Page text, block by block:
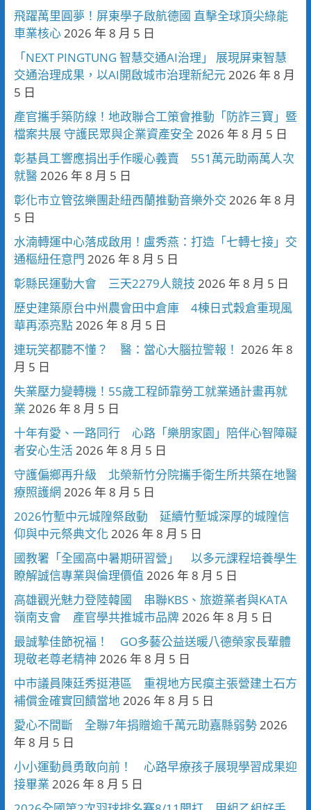
飛躍萬里圓夢！屏東學子啟航德國 直擊全球頂尖綠能
車業核心2026 年 8 月 5 日
「NEXT PINGTUNG 智慧交通AI治理」 展現屏東智慧
交通治理成果，以AI開啟城市治理新紀元2026 年 8 月
5 日
產官攜手築防線！地政聯合工策會推動「防詐三寶」暨
檔案共展 守護民眾與企業資產安全 2026 年 8 月 5 日
彰基員工響應捐出手作暖心義賣 551萬元助兩萬人次
就醫2026 年 8 月 5 日
彰化市立管弦樂團赴紐西蘭推動音樂外交 2026 年 8 月
5 日
水湳轉運中心落成啟用！盧秀燕：打造「七轉七接」交
通樞紐任意門 2026 年 8 月 5 日
彰縣民運動大會 三天2279人競技 2026 年 8 月 5 日
歷史建築原台中州農會田中倉庫 4棟日式穀倉重現風
華再添亮點2026 年 8 月 5 日
連玩笑都聽不懂？ 醫：當心大腦拉警報！ 2026 年 8
月 5 日
失業壓力變轉機！55歲工程師靠勞工就業通計畫再就
業 2026 年 8 月 5 日
十年有愛、一路同行 心路「樂朋家園」陪伴心智障礙
者安心生活2026 年 8 月 5 日
守護偏鄉再升級 北榮新竹分院攜手衛生所共築在地醫
療照護網 2026 年 8 月 5 日
2026竹塹中元城隍祭啟動 延續竹塹城深厚的城隍信
仰與中元祭典文化 2026 年 8 月 5 日
國教署「全國高中暑期研習營」 以多元課程培養學生
瞭解誠信專業與倫理價值 2026 年 8 月 5 日
高雄觀光魅力登陸韓國 串聯KBS、旅遊業者與KATA
嶺南支會 產官學共推城市品牌2026 年 8 月 5 日
最誠摯佳節祝福！ GO多藝公益送暖八德榮家長輩體
現敬老尊老精神 2026 年 8 月 5 日
中市議員陳廷秀挺港區 重視地方民瘼主張營建土石方
補償金確實回饋當地2026 年 8 月 5 日
愛心不間斷 全聯7年捐贈逾千萬元助嘉縣弱勢2026
年 8 月 5 日
小小運動員勇敢向前！ 心路早療孩子展現學習成果迎
接畢業 2026 年 8 月 5 日